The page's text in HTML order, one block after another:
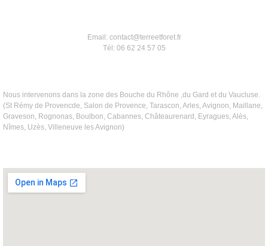
Email: contact@terreetforet.fr
Tél: 06 62 24 57 05
Nous intervenons dans la zone des Bouche du Rhône ,du Gard et du Vaucluse.
(St Rémy de Provencde, Salon de Provence, Tarascon, Arles, Avignon, Maillane,
Graveson, Rognonas, Boulbon, Cabannes, Châteaurenard, Eyragues, Alès,
Nîmes, Uzès, Villeneuve les Avignon)